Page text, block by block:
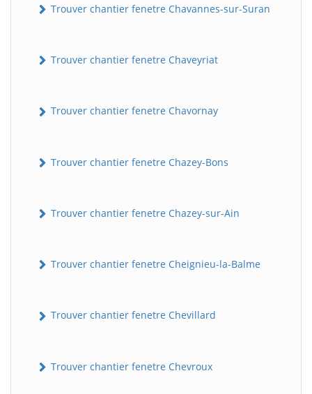
Trouver chantier fenetre Chavannes-sur-Suran
Trouver chantier fenetre Chaveyriat
Trouver chantier fenetre Chavornay
Trouver chantier fenetre Chazey-Bons
Trouver chantier fenetre Chazey-sur-Ain
Trouver chantier fenetre Cheignieu-la-Balme
Trouver chantier fenetre Chevillard
Trouver chantier fenetre Chevroux